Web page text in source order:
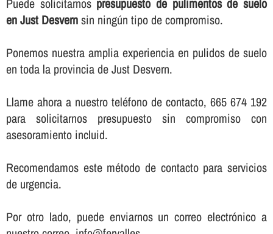
en Just Desvernsin ningún tipo de compromiso.
Ponemos nuestra amplia experiencia en pulidos de suelo
en toda la provincia de Just Desvern.
Llame ahora a nuestro teléfono de contacto, 665 674 192
para solicitarnos presupuesto sin compromiso con
asesoramiento incluid.
Recomendamos este método de contacto para servicios
de urgencia.
Por otro lado, puede enviarnos un correo electrónico a